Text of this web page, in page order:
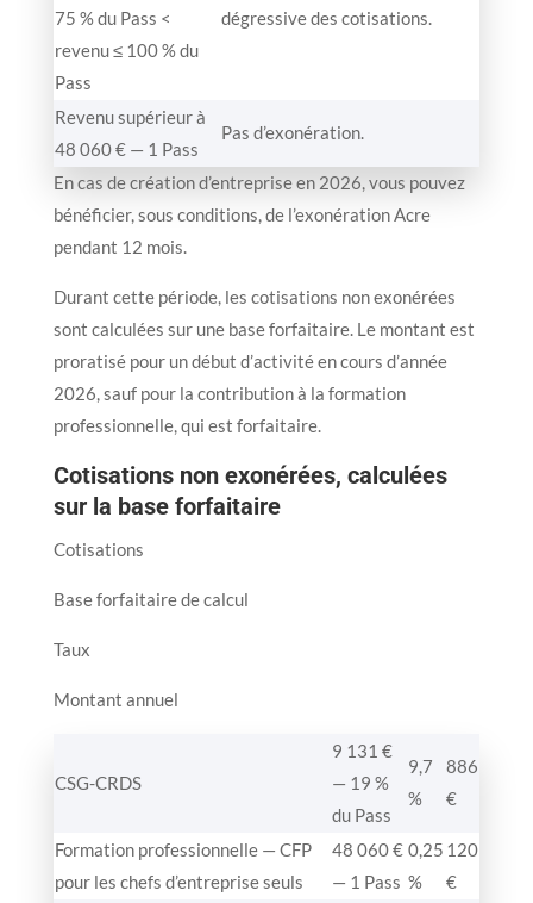
75 % du Pass <
revenu ≤ 100 % du
Pass
dégressive des cotisations.
Revenu supérieur à
48 060 € — 1 Pass
Pas d’exonération.
En cas de création d’entreprise en 2026, vous pouvez
bénéficier, sous conditions, de l’exonération Acre
pendant 12 mois.
Durant cette période, les cotisations non exonérées
sont calculées sur une base forfaitaire. Le montant est
proratisé pour un début d’activité en cours d’année
2026, sauf pour la contribution à la formation
professionnelle, qui est forfaitaire.
Cotisations non exonérées, calculées
sur la base forfaitaire
Cotisations
Base forfaitaire de calcul
Taux
Montant annuel
CSG-CRDS
9 131 €
— 19 %
du Pass
9,7
%
886
€
Formation professionnelle — CFP
pour les chefs d’entreprise seuls
48 060 €
— 1 Pass
0,25
%
120
€